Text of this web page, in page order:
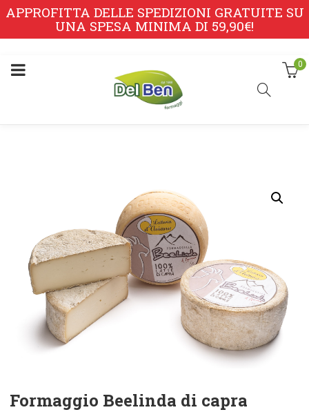
APPROFITTA DELLE SPEDIZIONI GRATUITE SU
UNA SPESA MINIMA DI 59,90€!
0
Formaggio Beelinda di capra